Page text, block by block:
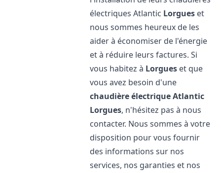
électriques Atlantic Lorgues et
nous sommes heureux de les
aider à économiser de l'énergie
et à réduire leurs factures. Si
vous habitez à Lorgues et que
vous avez besoin d'une
chaudière électrique Atlantic
Lorgues, n'hésitez pas à nous
contacter. Nous sommes à votre
disposition pour vous fournir
des informations sur nos
services, nos garanties et nos